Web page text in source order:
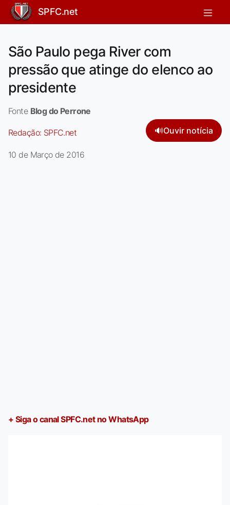
SPFC.net
São Paulo pega River com
pressão que atinge do elenco ao
presidente
Fonte Blog do Perrone
Redação: SPFC.net 🔊Ouvir notícia
10 de Março de 2016
+ Siga o canal SPFC.net no WhatsApp